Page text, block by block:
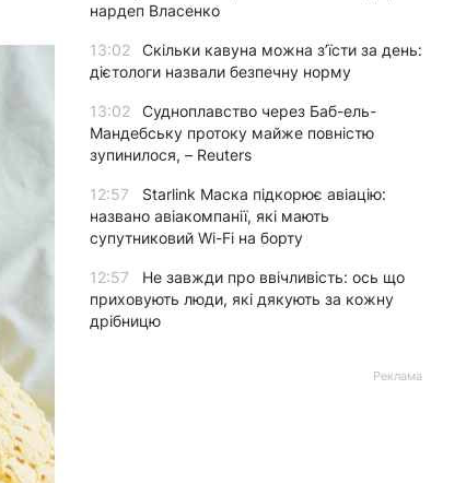
нардеп Власенко
13:02
Скільки кавуна можна з’їсти за день:
дієтологи назвали безпечну норму
13:02
Судноплавство через Баб-ель-
Мандебську протоку майже повністю
зупинилося, – Reuters
12:57
Starlink Маска підкорює авіацію:
названо авіакомпанії, які мають
супутниковий Wi-Fi на борту
12:57
Не завжди про ввічливість: ось що
приховують люди, які дякують за кожну
дрібницю
Реклама